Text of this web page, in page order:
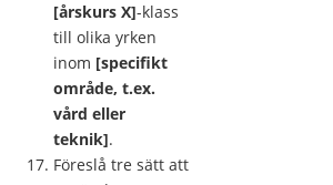
[årskurs X]-klass
till olika yrken
inom [specifikt
område, t.ex.
vård eller
teknik].
Föreslå tre sätt att